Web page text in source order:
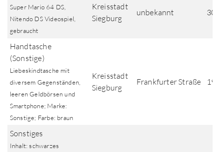
Super Mario 64 DS,
Nitendo DS Videospiel,
gebraucht
Kreisstadt
Siegburg
unbekannt
Handtasche
(Sonstige)
Liebeskindtasche mit
diversem Gegenständen,
leeren Geldbörsen und
Smartphone; Marke:
Sonstige; Farbe: braun
Kreisstadt
Siegburg
Frankfurter Straße
Sonstiges
Inhalt: schwarzes